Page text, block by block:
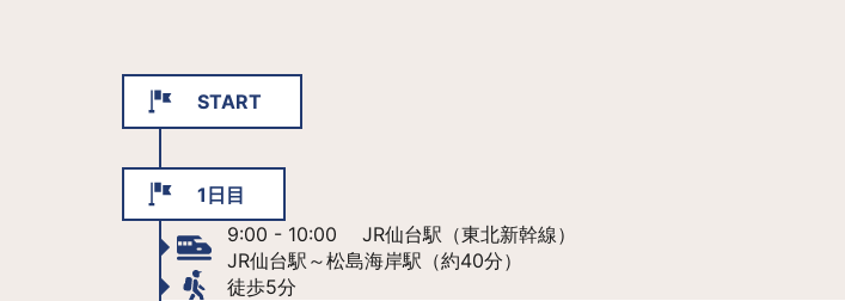
START
1日目
9:00 - 10:00 JR仙台駅（東北新幹線）
JR仙台駅～松島海岸駅（約40分）
徒歩5分